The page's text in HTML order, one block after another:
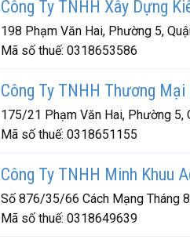
Công Ty TNHH Xây Dựng
198 Phạm Văn Hai, Phường 5,
Mã số thuế: 0318653586
Công Ty TNHH Thương
175/21 Phạm Văn Hai, Phường 5,
Mã số thuế: 0318651155
Công Ty TNHH Minh Khuu
Số 876/35/66 Cách Mạng Tháng
Mã số thuế: 0318649639